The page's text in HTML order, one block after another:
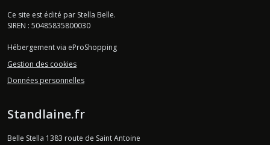
Ce site est édité par Stella Belle.
SIREN : 50485835800030
Hébergement via eProShopping
Gestion des cookies
Données personnelles
Standlaine.fr
Belle Stella 1383 route de Saint Antoine